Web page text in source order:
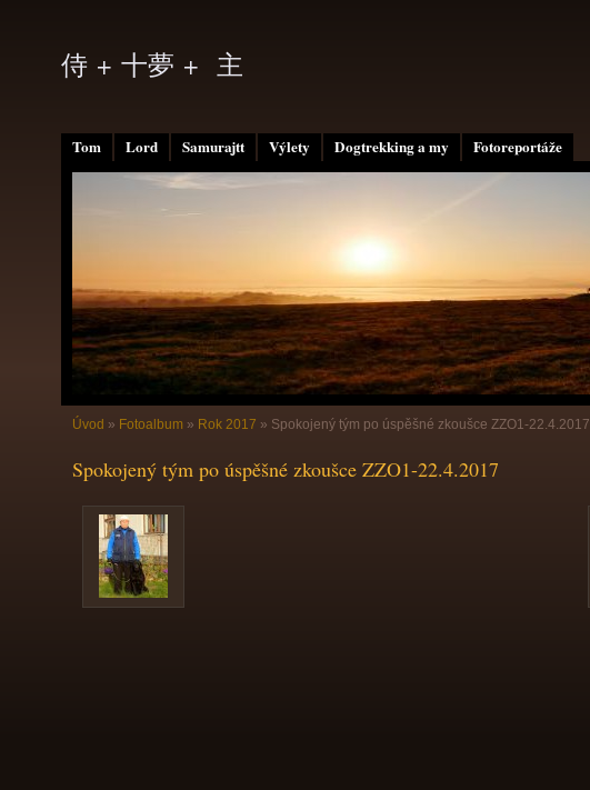
Tom Lord Samurajtt Výlety Dogtrekking a my Fotoreportáže
侍 + 十夢 + 主
Úvod » Fotoalbum » Rok 2017 » Spokojený tým po úspěšné zkoušce ZZO1-22.4.2017
Spokojený tým po úspěšné zkoušce ZZO1-22.4.2017